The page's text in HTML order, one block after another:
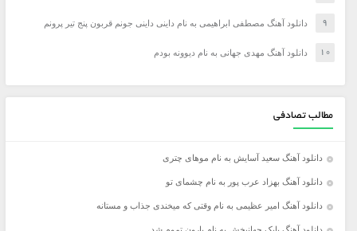
دانلود آهنگ مصطفی ابراهیمی به نام داینی داینی جونم قربون پنج تیر پرونم
دانلود آهنگ مهدی جهانی به نام دیوونه بودم
مطالب تصادفی
دانلود آهنگ سعید آسایش به نام موهای چتری
دانلود آهنگ بهزاد عرب پور به نام چشمای تو
دانلود آهنگ امیر عظیمی به نام وقتی که میخندی جذاب و مستانه